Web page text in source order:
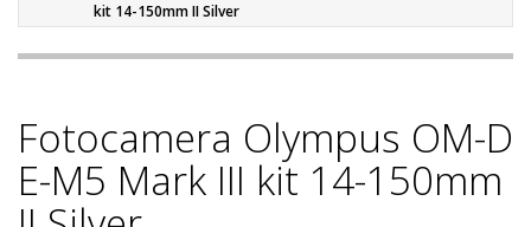
kit 14-150mm II Silver
Fotocamera Olympus OM-D
E-M5 Mark III kit 14-150mm